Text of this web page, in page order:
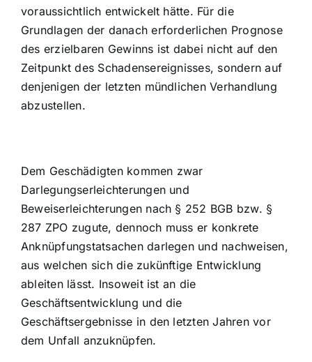
voraussichtlich entwickelt hätte. Für die
Grundlagen der danach erforderlichen Prognose
des erzielbaren Gewinns ist dabei nicht auf den
Zeitpunkt des Schadensereignisses, sondern auf
denjenigen der letzten mündlichen Verhandlung
abzustellen.
Dem Geschädigten kommen zwar
Darlegungserleichterungen und
Beweiserleichterungen nach § 252 BGB bzw. §
287 ZPO zugute, dennoch muss er konkrete
Anknüpfungstatsachen darlegen und nachweisen,
aus welchen sich die zukünftige Entwicklung
ableiten lässt. Insoweit ist an die
Geschäftsentwicklung und die
Geschäftsergebnisse in den letzten Jahren vor
dem Unfall anzuknüpfen.